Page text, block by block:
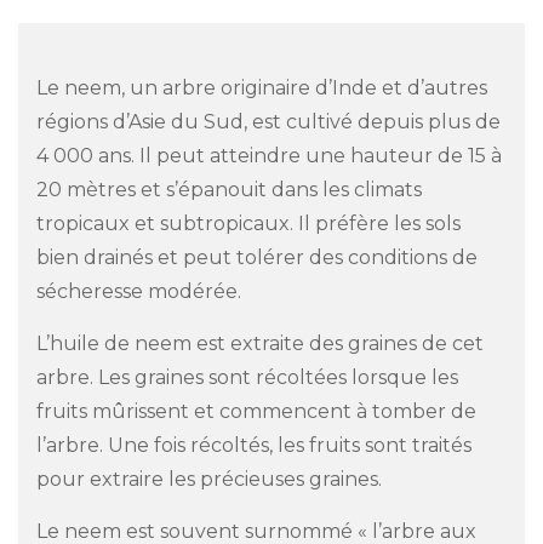
Le neem, un arbre originaire d’Inde et d’autres
régions d’Asie du Sud, est cultivé depuis plus de
4 000 ans. Il peut atteindre une hauteur de 15 à
20 mètres et s’épanouit dans les climats
tropicaux et subtropicaux. Il préfère les sols
bien drainés et peut tolérer des conditions de
sécheresse modérée.
L’huile de neem est extraite des graines de cet
arbre. Les graines sont récoltées lorsque les
fruits mûrissent et commencent à tomber de
l’arbre. Une fois récoltés, les fruits sont traités
pour extraire les précieuses graines.
Le neem est souvent surnommé « l’arbre aux